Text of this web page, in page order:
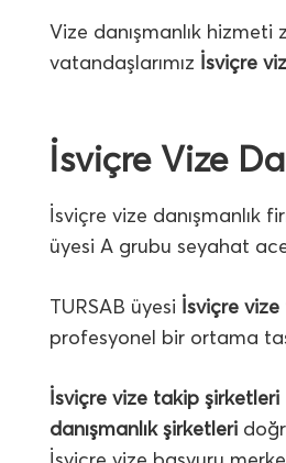
Vize danışmanlık
vatandaşlarımız İsviçre
İsviçre Vize
İsviçre vize danışmanlık
üyesi A grubu seyahat
TURSAB üyesi İsviçre vize
profesyonel bir ortama
İsviçre vize takip şirketleri
danışmanlık şirketleri